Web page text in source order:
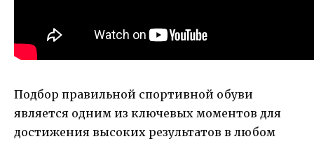
Подбор правильной спортивной обуви
является одним из ключевых моментов для
достижения высоких результатов в любом